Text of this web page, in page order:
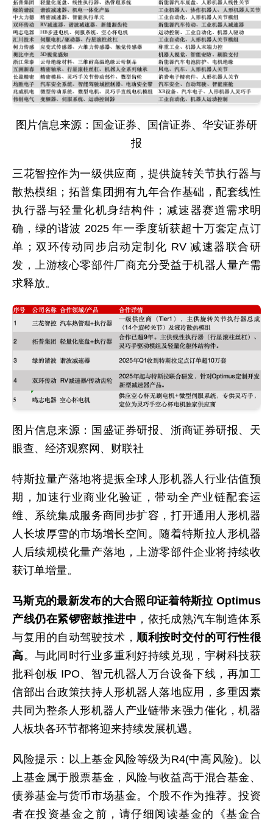
图片信息来源：国金证券、国信证券、华安证券研
报
三花智控作为一级供应商，提供旋转关节执行器与
散热模组；拓普集团拥有九年合作基础，配套线性
执行器与轻量化机身结构件；减速器赛道需求明
确，绿的谐波 2025 年一季度斩获超十万套定点订
单；双环传动同步启动定制化 RV 减速器联合研
发，上游核心零部件厂商充分受益于机器人量产需
求释放。
图片信息来源：国盛证券研报、浙商证券研报、天
眼查、经济观察网、财联社
特斯拉量产落地将提振全球人形机器人行业估值预
期，加速行业商业化验证，带动全产业链配套运
维、系统集成服务商同步扩容，打开通用人形机器
人长坡厚雪的市场增长空间。随着特斯拉人形机器
人后续规模化量产落地，上游零部件企业将持续收
获订单增量。
马斯克的最新发布的大合照印证着特斯拉 Optimus
产线仍在紧锣密鼓推进中 ，依托成熟汽车制造体系
与复用的自动驾驶技术， 顺利按时交付的可行性很
高。与此同时行业多重利好持续兑现，宇树科技获
批科创板 IPO、智元机器人万台设备下线，再加工
信部出台政策扶持人形机器人落地应用，多重因素
共同为整条人形机器人产业链带来强力催化，机器
人板块各环节都将迎来持续发展机遇。
风险提示：以上基金风险等级为R4(中高风险)。以
上基金属于股票基金，风险与收益高于混合基金、
债券基金与货币市场基金。个股不作为推荐。投资
者在投资基金之前，请仔细阅读基金的《基金合